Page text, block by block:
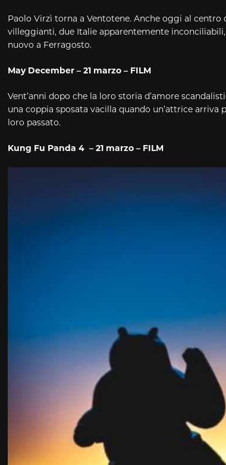
Paolo Virzì torna a Ventotene. Anche oggi al
villeggianti, due Italie apparentemente
nuovo a Ferragosto.
May December – 21 marzo – FILM
Vent’anni dopo che la loro storia d’amore
una coppia sposata vacilla quando un’attrice arriva
loro passato.
Kung Fu Panda 4 – 21 marzo – FILM